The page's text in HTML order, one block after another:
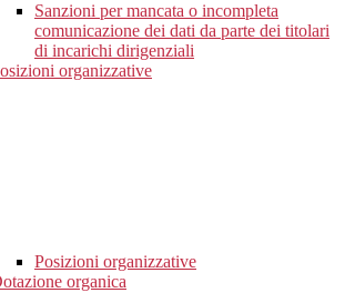
Sanzioni per mancata o incompleta
comunicazione dei dati da parte dei titolari
di incarichi dirigenziali
organizzative
Posizioni organizzative
organica